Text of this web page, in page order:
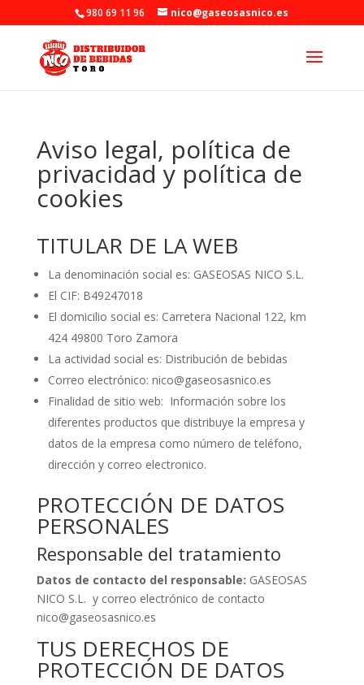
980 69 11 96 nico@gaseosasnico.es
Aviso legal, política de
privacidad y política de
cookies
TITULAR DE LA WEB
La denominación social es: GASEOSAS NICO S.L.
El CIF: B49247018
El domicilio social es: Carretera Nacional 122, km
424 49800 Toro Zamora
La actividad social es: Distribución de bebidas
Correo electrónico: nico@gaseosasnico.es
Finalidad de sitio web: Información sobre los
diferentes productos que distribuye la empresa y
datos de la empresa como número de teléfono,
dirección y correo electronico.
PROTECCIÓN DE DATOS
PERSONALES
Responsable del tratamiento
Datos de contacto del responsable: GASEOSAS
NICO S.L. y correo electrónico de contacto
nico@gaseosasnico.es
TUS DERECHOS DE
PROTECCIÓN DE DATOS